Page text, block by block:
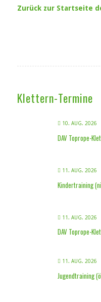
Zurück zur Startseite
Klettern-Termine
10. AUG. 2026
DAV Toprope-
11. AUG. 2026
Kindertraining
11. AUG. 2026
DAV Toprope-
11. AUG. 2026
Jugendtraining